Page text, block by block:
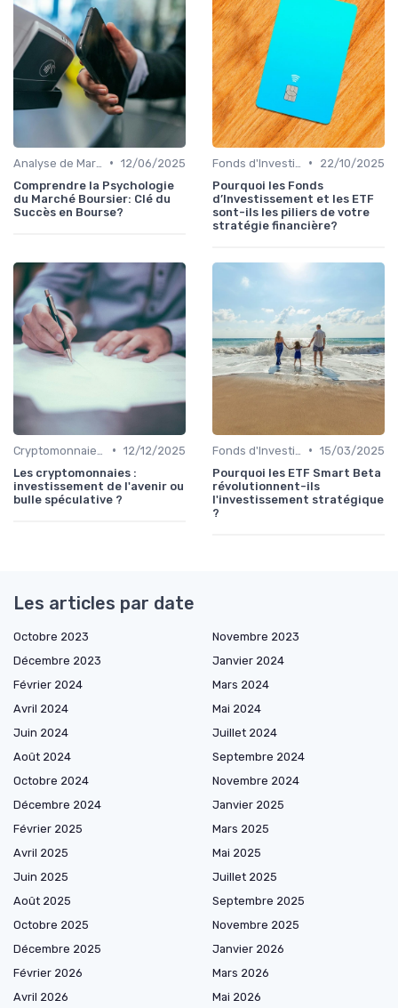
• 12/06/2025
Comprendre la Psychologie
du Marché Boursier: Clé du
Succès en Bourse?
•
22/10/2025
Pourquoi les Fonds
d’Investissement et les ETF
sont-ils les piliers de votre
stratégie financière?
• 12/12/2025
Les cryptomonnaies :
investissement de l'avenir ou
bulle spéculative ?
• 15/03/2025
Pourquoi les ETF Smart Beta
révolutionnent-ils
l'investissement stratégique
?
Les articles par date
Octobre 2023
Novembre 2023
Décembre 2023
Janvier 2024
Février 2024
Mars 2024
Avril 2024
Mai 2024
Juin 2024
Juillet 2024
Août 2024
Septembre 2024
Octobre 2024
Novembre 2024
Décembre 2024
Janvier 2025
Février 2025
Mars 2025
Avril 2025
Mai 2025
Juin 2025
Juillet 2025
Août 2025
Septembre 2025
Octobre 2025
Novembre 2025
Décembre 2025
Janvier 2026
Février 2026
Mars 2026
Avril 2026
Mai 2026